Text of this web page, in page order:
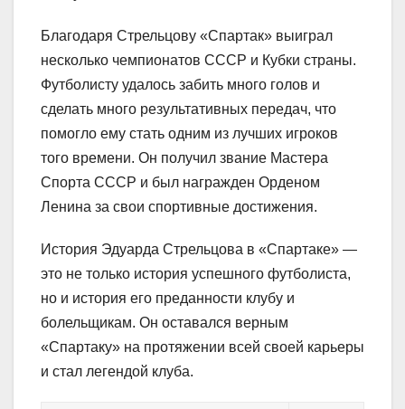
Благодаря Стрельцову «Спартак» выиграл
несколько чемпионатов СССР и Кубки страны.
Футболисту удалось забить много голов и
сделать много результативных передач, что
помогло ему стать одним из лучших игроков
того времени. Он получил звание Мастера
Спорта СССР и был награжден Орденом
Ленина за свои спортивные достижения.
История Эдуарда Стрельцова в «Спартаке» —
это не только история успешного футболиста,
но и история его преданности клубу и
болельщикам. Он оставался верным
«Спартаку» на протяжении всей своей карьеры
и стал легендой клуба.